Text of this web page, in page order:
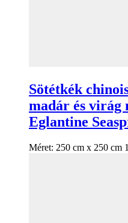
Sötétkék
madár és virág
Eglantine
Méret: 250 cm x 250 cm